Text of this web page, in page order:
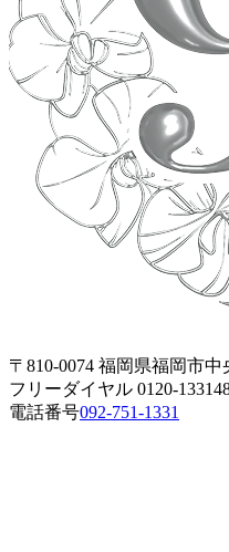
〒810-0074 福岡県福岡市中
フリーダイヤル 0120-
電話番号092-751-1331